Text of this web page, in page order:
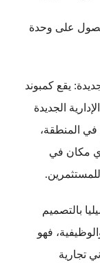
على وحدة
يقع كمبوند
الجديدة
في المنطقة،
مكان في
بالتصميم
فهو
تجارية